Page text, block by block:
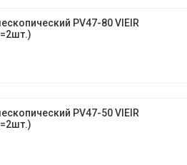
PV47-80 VIEIR
PV47-50 VIEIR